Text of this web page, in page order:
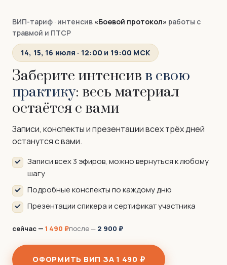
ВИП-тариф · интенсив «Боевой протокол» работы с
травмой и ПТСР
14, 15, 16 июля · 12:00 и 19:00 МСК
Заберите интенсив в свою
практику: весь материал
остаётся с вами
Записи, конспекты и презентации всех трёх дней
останутся с вами.
Записи всех 3 эфиров, можно вернуться к любому
шагу
Подробные конспекты по каждому дню
Презентации спикера и сертификат участника
сейчас — 1 490 ₽после — 2 900 ₽
ОФОРМИТЬ ВИП ЗА 1 490 ₽